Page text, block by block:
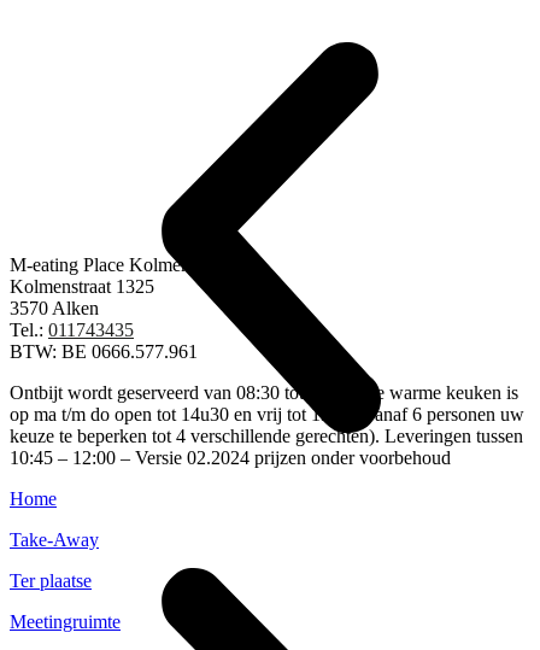
M-eating Place Kolmen
Kolmenstraat 1325
3570 Alken
Tel.: 011743435
BTW: BE 0666.577.961
Ontbijt wordt geserveerd van 08:30 tot 10:30. De warme keuken is
op ma t/m do open tot 14u30 en vrij tot 13:30 (vanaf 6 personen uw
keuze te beperken tot 4 verschillende gerechten). Leveringen tussen
10:45 – 12:00 – Versie 02.2024 prijzen onder voorbehoud
Home
Take-Away
Ter plaatse
Meetingruimte